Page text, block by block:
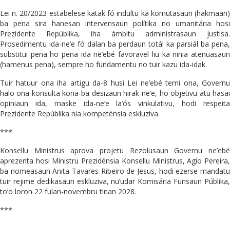
Lei n. 20/2023 estabelese katak fó indultu ka komutasaun (hakmaan)
ba pena sira hanesan intervensaun polítika no umanitária hosi
Prezidente Repúblika, iha ámbitu administrasaun justisa.
Prosedimentu ida-ne’e fó dalan ba perdaun totál ka parsiál ba pena,
substitui pena ho pena ida ne’ebé favoravel liu ka ninia atenuasaun
(hamenus pena), sempre ho fundamentu no tuir kazu ida-idak.
Tuir hatuur ona iha artigu da-8 husi Lei ne’ebé temi ona, Governu
halo ona konsulta kona-ba desizaun hirak-ne’e, ho objetivu atu hasai
opiniaun ida, maske ida-ne’e la’ós vinkulativu, hodi respeita
Prezidente Repúblika nia kompeténsia eskluziva.
***
Konsellu Ministrus aprova projetu Rezolusaun Governu ne’ebé
aprezenta hosi Ministru Prezidénsia Konsellu Ministrus, Agio Pereira,
ba nomeasaun Anita Tavares Ribeiro de Jesus, hodi ezerse mandatu
tuir rejime dedikasaun eskluziva, nu’udar Komisária Funsaun Públika,
to’o loron 22 fulan-novembru tinan 2028.
***